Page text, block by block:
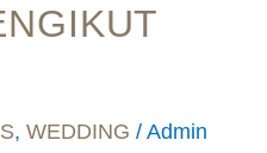
, WEDDING / Admin